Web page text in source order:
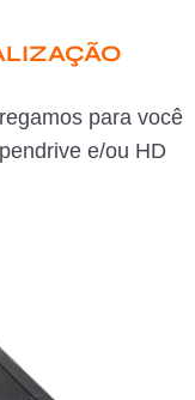
para você
e/ou HD